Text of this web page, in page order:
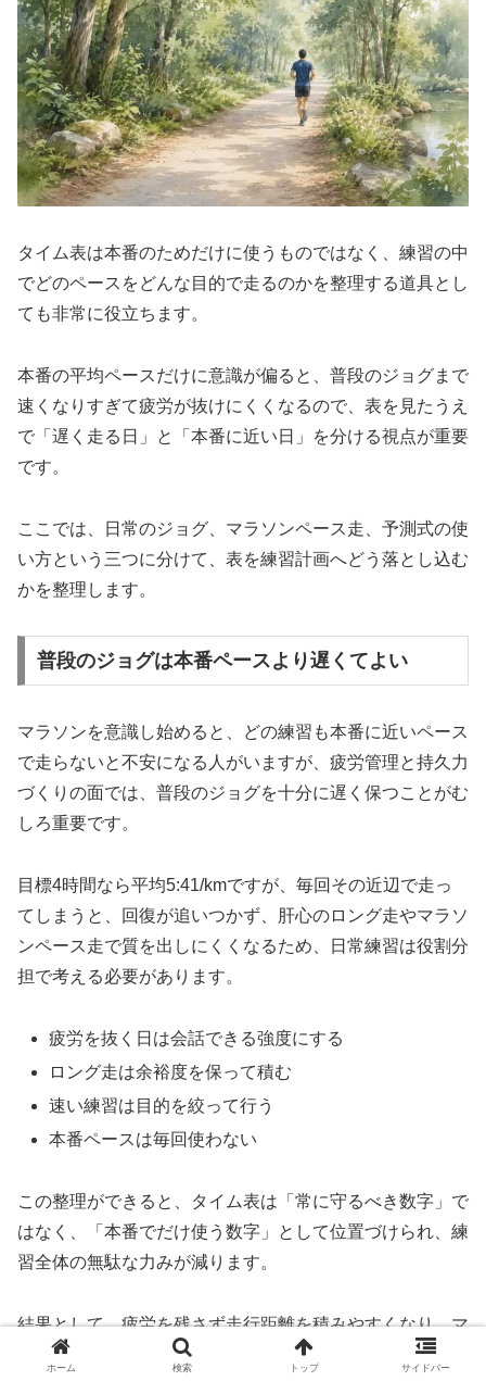
タイム表は本番のためだけに使うものではなく、練習の中
でどのペースをどんな目的で走るのかを整理する道具とし
ても非常に役立ちます。
本番の平均ペースだけに意識が偏ると、普段のジョグまで
速くなりすぎて疲労が抜けにくくなるので、表を見たうえ
で「遅く走る日」と「本番に近い日」を分ける視点が重要
です。
ここでは、日常のジョグ、マラソンペース走、予測式の使
い方という三つに分けて、表を練習計画へどう落とし込む
かを整理します。
普段のジョグは本番ペースより遅くてよい
マラソンを意識し始めると、どの練習も本番に近いペース
で走らないと不安になる人がいますが、疲労管理と持久力
づくりの面では、普段のジョグを十分に遅く保つことがむ
しろ重要です。
目標4時間なら平均5:41/kmですが、毎回その近辺で走っ
てしまうと、回復が追いつかず、肝心のロング走やマラソ
ンペース走で質を出しにくくなるため、日常練習は役割分
担で考える必要があります。
疲労を抜く日は会話できる強度にする
ロング走は余裕度を保って積む
速い練習は目的を絞って行う
本番ペースは毎回使わない
この整理ができると、タイム表は「常に守るべき数字」で
はなく、「本番でだけ使う数字」として位置づけられ、練
習全体の無駄な力みが減ります。
結果として、疲労を残さず走行距離を積みやすくなり、マ
ラソンで必要な巡航力も、日々の積み重ねの中で安定して
ホーム 検索 トップ サイドバー